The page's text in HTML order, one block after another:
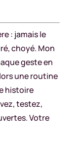
: jamais le
choyé. Mon
geste en
une routine
histoire
testez,
Votre